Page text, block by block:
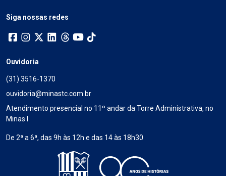
Siga nossas redes
Ouvidoria
(31) 3516-1370
ouvidoria@minastc.com.br
Atendimento presencial no 11º andar da Torre Administrativa, no
Minas I
De 2ª a 6ª, das 9h às 12h e das 14 às 18h30